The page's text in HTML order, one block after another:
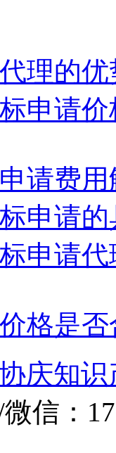
理的
申请
请费用
申请
申请
格是否
庆知
信：